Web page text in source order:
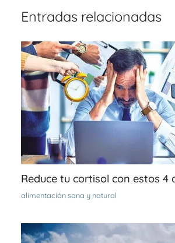
Entradas relacionadas
Reduce tu cortisol con estos 4
alimentación sana y natural